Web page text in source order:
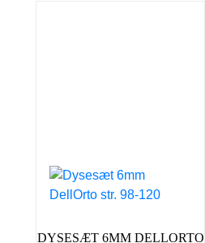
DYSESÆT 6MM DELLORTO